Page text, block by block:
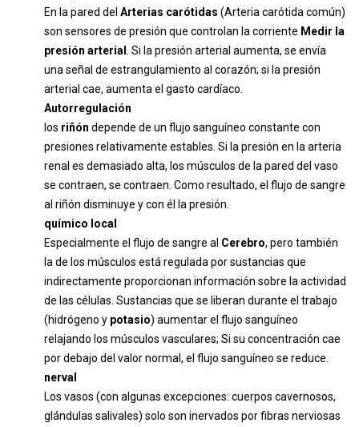
En la pared del Arterias carótidas (Arteria carótida común)
son sensores de presión que controlan la corriente Medir la
presión arterial
. Si la presión arterial aumenta, se envía
una señal de estrangulamiento al corazón; si la presión
arterial cae, aumenta el gasto cardíaco.
Autorregulación
los riñón depende de un flujo sanguíneo constante con
presiones relativamente estables. Si la presión en la arteria
renal es demasiado alta, los músculos de la pared del vaso
se contraen, se contraen. Como resultado, el flujo de sangre
al riñón disminuye y con él la presión.
químico local
Especialmente el flujo de sangre al Cerebro, pero también
la de los músculos está regulada por sustancias que
indirectamente proporcionan información sobre la actividad
de las células. Sustancias que se liberan durante el trabajo
(hidrógeno y potasio) aumentar el flujo sanguíneo
relajando los músculos vasculares; Si su concentración cae
por debajo del valor normal, el flujo sanguíneo se reduce.
nerval
Los vasos (con algunas excepciones: cuerpos cavernosos,
glándulas salivales) solo son inervados por fibras nerviosas